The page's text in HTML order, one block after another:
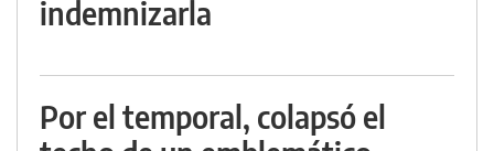
indemnizarla
Por el temporal, colapsó el